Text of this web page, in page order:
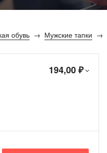
обувь Мужские тапки
194,00 ₽